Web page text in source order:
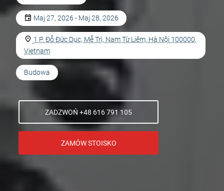
Maj 27, 2026 - Maj 28, 2026
1 P. Đỗ Đức Dục, Mễ Trì, Nam Từ Liêm, Hà Nội 100000,
Vietnam
Budowa
ZADZWOŃ +48 616 791 105
ZAMÓW STOISKO